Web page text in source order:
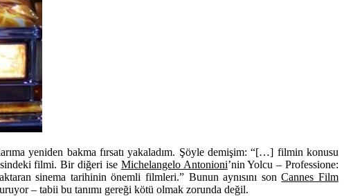
yeniden bakma fırsatı yakaladım. Şöyle demişim: “[…] filmin konusu
filmi. Bir diğeri ise Michelangelo Antonioni’nin Yolcu – Professione:
sinema tarihinin önemli filmleri.” Bunun aynısını sonCannes Film
– tabii bu tanımı gereği kötü olmak zorunda değil.